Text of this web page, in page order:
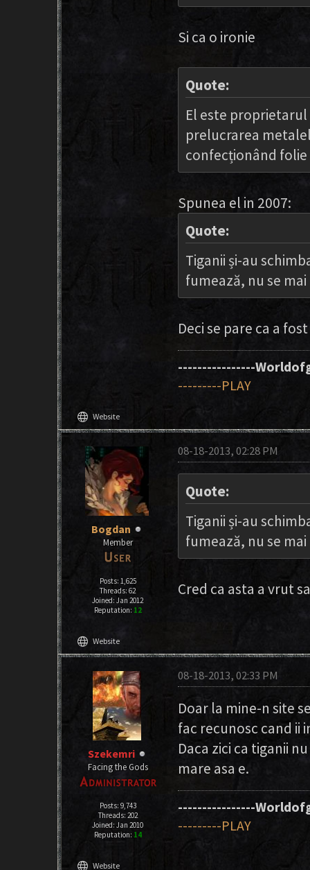
Si ca o ironie
Quote:
El este
prelucrarea
confecționând folie
Spunea el in 2007:
Quote:
Tiganii și-au
fumează, nu se
Deci se pare ca a
----------------
---------PLAY
language Website
Bogdan
Member
Posts: 1,625
Threads: 62
Joined: Jan 2012
Reputation: 12
08-18-2013, 02:28 PM
Quote:
Tiganii și-au
fumează, nu se
Cred ca asta a vrut
language Website
Szekemri
Facing the Gods
Posts: 9,743
Threads: 202
Joined: Jan 2010
Reputation: 14
08-18-2013, 02:33 PM
Doar la mine-n site
fac recunosc cand ii
Daca zici ca tiganii
mare asa e.
----------------
---------PLAY
language Website